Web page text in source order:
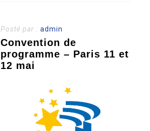
Posté par :admin
Convention de
programme – Paris 11 et
12 mai